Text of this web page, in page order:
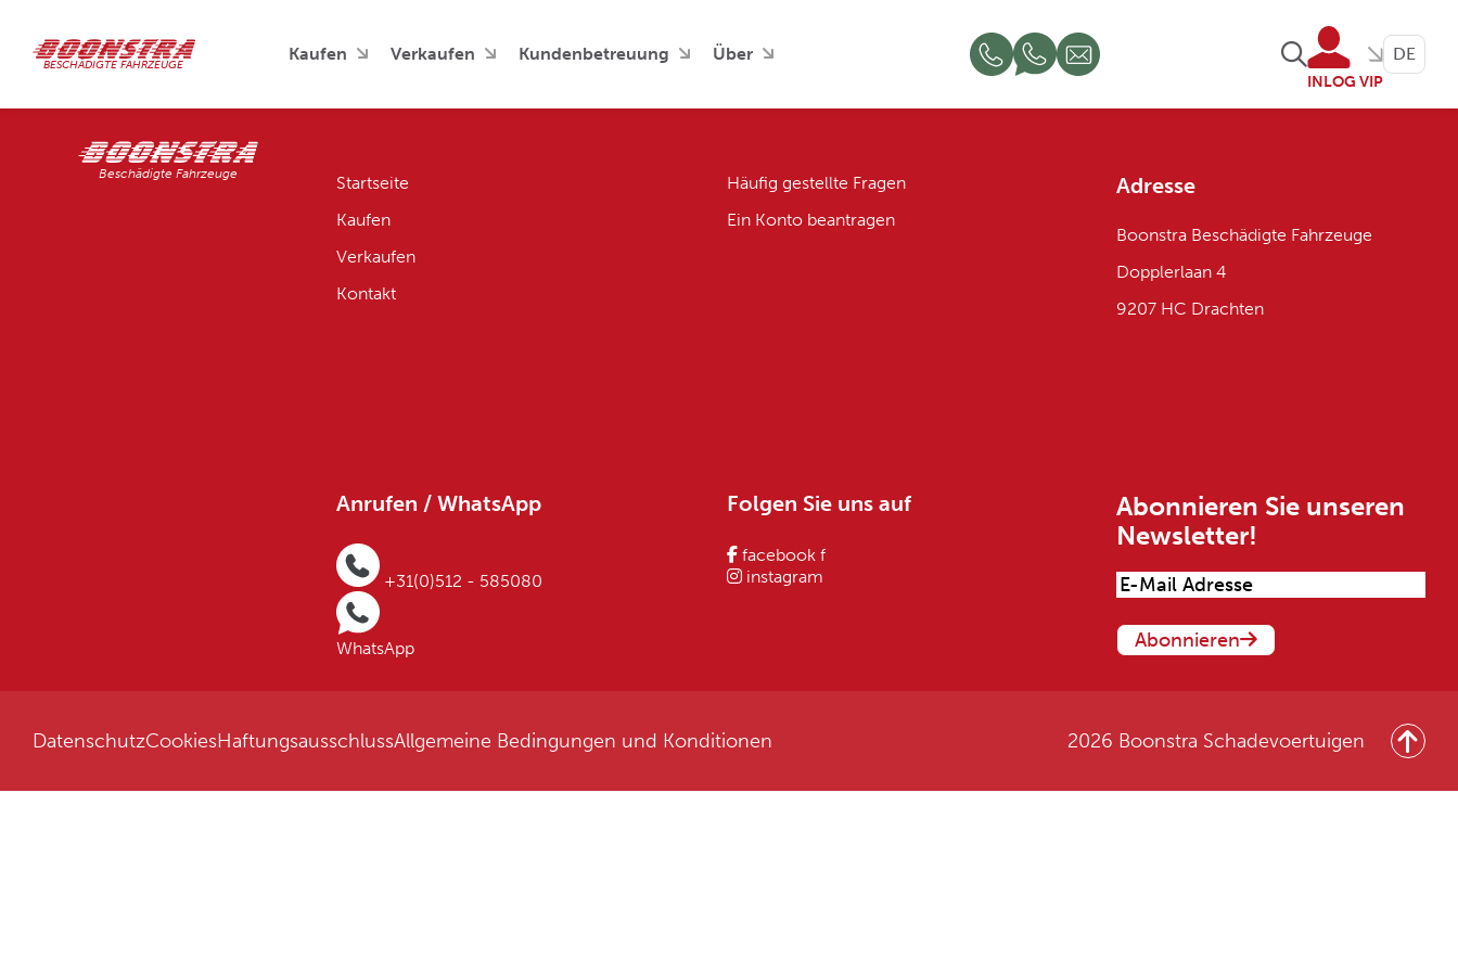
BESCHÄDIGTE FAHRZEUGE
Kaufen Verkaufen Kundenbetreuung Über
INLOG VIP
DE
Beschädigte Fahrzeuge
Startseite
Kaufen
Verkaufen
Kontakt
Häufig gestellte Fragen
Ein Konto beantragen
Adresse
Boonstra Beschädigte Fahrzeuge
Dopplerlaan 4
9207 HC Drachten
Anrufen / WhatsApp
+31(0)512 - 585080
WhatsApp
Folgen Sie uns auf
facebook f
instagram
Abonnieren Sie unseren
Newsletter!
2026 Boonstra Schadevoertuigen
DatenschutzCookiesHaftungsausschlussAllgemeine Bedingungen und Konditionen